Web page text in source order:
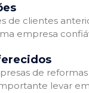
de clientes
empresa
de
levar